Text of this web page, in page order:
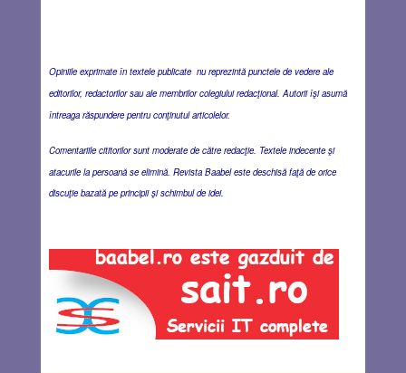
Opiniile exprimate în textele publicate nu reprezintă punctele de vedere ale
editorilor, redactorilor sau ale membrilor colegiului redacţional. Autorii îşi asumă
întreaga răspundere pentru conţinutul articolelor.
Comentariile cititorilor sunt moderate de către redacţie. Textele indecente şi
atacurile la persoană se elimină. Revista Baabel este deschisă faţă de orice
discuţie bazată pe principii şi schimbul de idei.